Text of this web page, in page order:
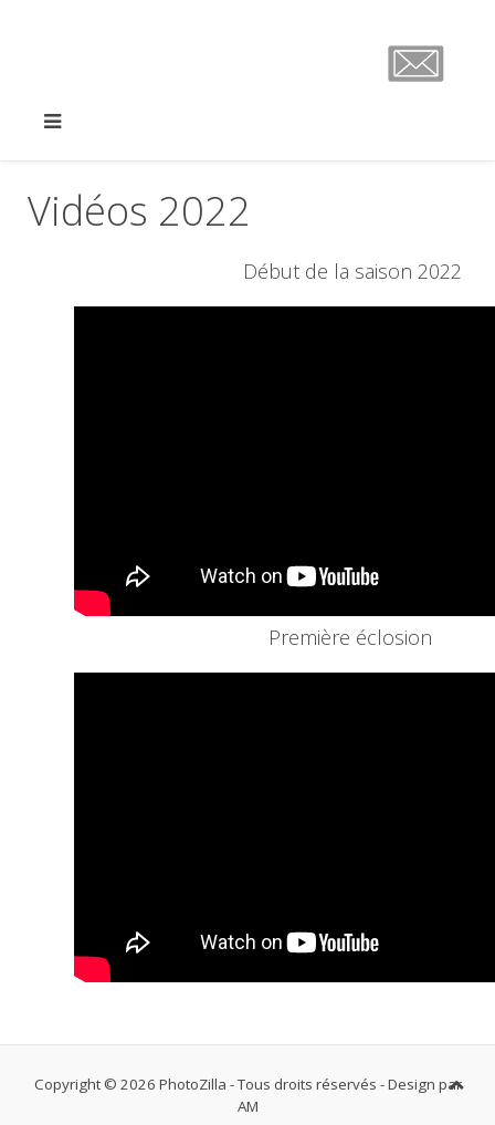
Vidéos 2022
Début de la saison 2022
Première éclosion
Copyright © 2026 PhotoZilla - Tous droits réservés - Design par
AM